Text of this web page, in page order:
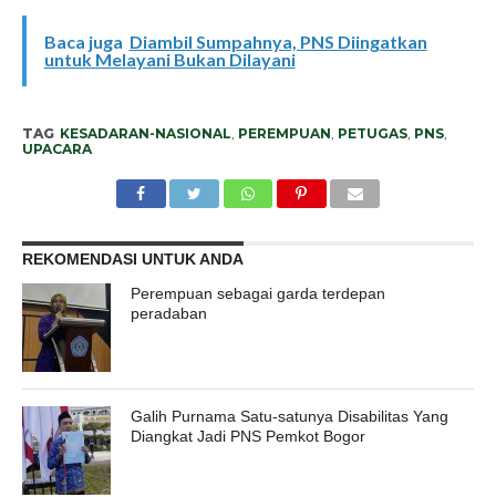
Baca juga Diambil Sumpahnya, PNS Diingatkan
untuk Melayani Bukan Dilayani
TAG KESADARAN-NASIONAL, PEREMPUAN, PETUGAS, PNS,
UPACARA
REKOMENDASI UNTUK ANDA
Perempuan sebagai garda terdepan
peradaban
Galih Purnama Satu-satunya Disabilitas Yang
Diangkat Jadi PNS Pemkot Bogor